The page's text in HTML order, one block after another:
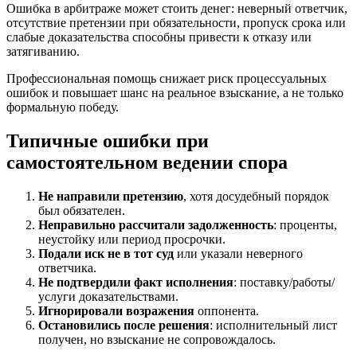
Ошибка в арбитраже может стоить денег: неверный ответчик,
отсутствие претензии при обязательности, пропуск срока или
слабые доказательства способны привести к отказу или
затягиванию.
Профессиональная помощь снижает риск процессуальных
ошибок и повышает шанс на реальное взыскание, а не только
формальную победу.
Типичные ошибки при
самостоятельном ведении спора
Не направили претензию, хотя досудебный порядок
был обязателен.
Неправильно рассчитали задолженность: проценты,
неустойку или период просрочки.
Подали иск не в тот суд или указали неверного
ответчика.
Не подтвердили факт исполнения: поставку/работы/
услуги доказательствами.
Игнорировали возражения оппонента.
Остановились после решения: исполнительный лист
получен, но взыскание не сопровождалось.